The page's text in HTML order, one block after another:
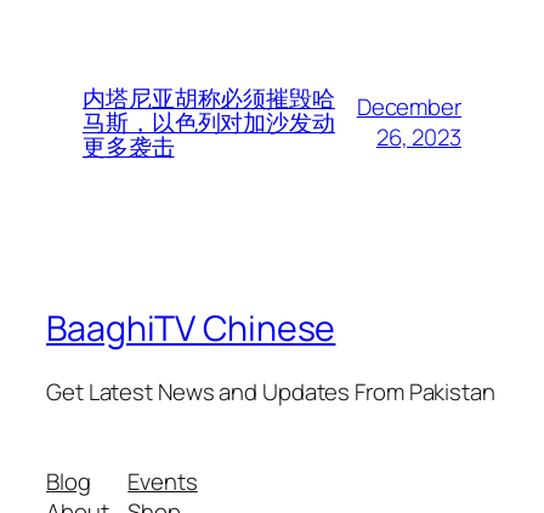
内塔尼亚胡称必须摧毁哈
马斯，以色列对加沙发动
更多袭击
December
26, 2023
BaaghiTV Chinese
Get Latest News and Updates From Pakistan
Blog
Events